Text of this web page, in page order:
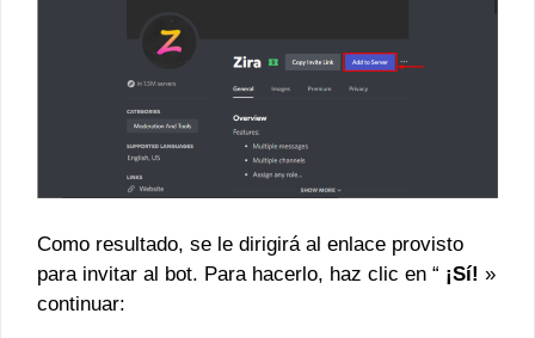
Como resultado, se le dirigirá al enlace provisto
para invitar al bot. Para hacerlo, haz clic en “ ¡Sí! »
continuar: